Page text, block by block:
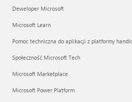
Deweloper Microsoft
Microsoft Learn
Pomoc techniczna do aplikacji z platformy
Społeczność Microsoft Tech
Microsoft Marketplace
Microsoft Power Platform